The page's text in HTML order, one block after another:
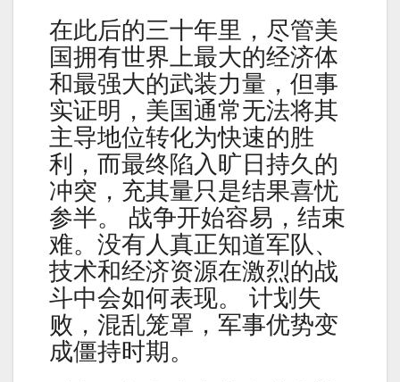
在此后的三十年里，尽管美
国拥有世界上最大的经济体
和最强大的武装力量，但事
实证明，美国通常无法将其
主导地位转化为快速的胜
利，而最终陷入旷日持久的
冲突，充其量只是结果喜忧
参半。 战争开始容易，结束
难。没有人真正知道军队、
技术和经济资源在激烈的战
斗中会如何表现。 计划失
败，混乱笼罩，军事优势变
成僵持时期。